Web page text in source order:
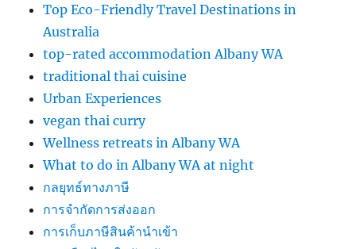
Top Eco-Friendly Travel Destinations in
Australia
top-rated accommodation Albany WA
traditional thai cuisine
Urban Experiences
vegan thai curry
Wellness retreats in Albany WA
What to do in Albany WA at night
กลยุทธ์ทางภาษี
การจำกัดการส่งออก
การเก็บภาษีสินค้านำเข้า